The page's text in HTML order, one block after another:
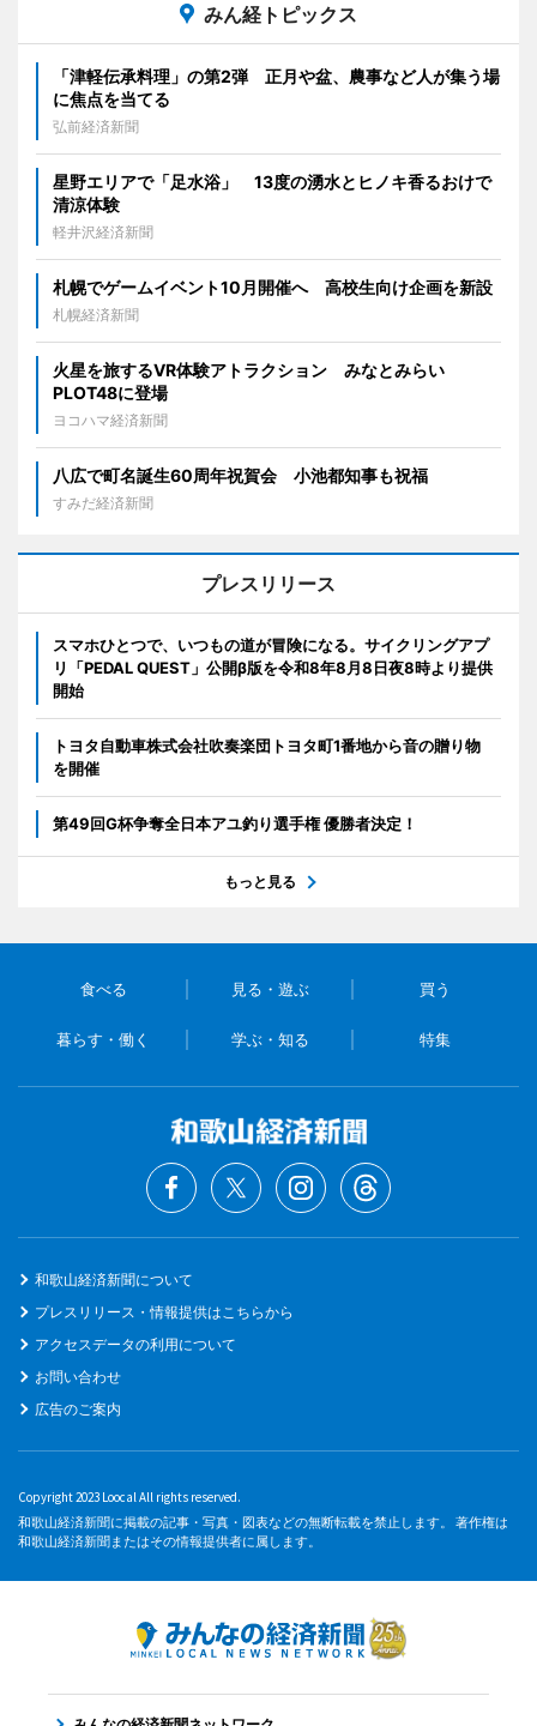
みん経トピックス
「津軽伝承料理」の第2弾 正月や盆、農事など人が集う場
に焦点を当てる
弘前経済新聞
星野エリアで「足水浴」 13度の湧水とヒノキ香るおけで
清涼体験
軽井沢経済新聞
札幌でゲームイベント10月開催へ 高校生向け企画を新設
札幌経済新聞
火星を旅するVR体験アトラクション みなとみらい
PLOT48に登場
ヨコハマ経済新聞
八広で町名誕生60周年祝賀会 小池都知事も祝福
すみだ経済新聞
プレスリリース
スマホひとつで、いつもの道が冒険になる。サイクリングアプ
リ「PEDAL QUEST」公開β版を令和8年8月8日夜8時より提供
開始
トヨタ自動車株式会社吹奏楽団トヨタ町1番地から音の贈り物
を開催
第49回G杯争奪全日本アユ釣り選手権 優勝者決定！
もっと見る
食べる 見る・遊ぶ 買う
暮らす・働く 学ぶ・知る 特集
和歌山経済新聞について
プレスリリース・情報提供はこちらから
アクセスデータの利用について
お問い合わせ
広告のご案内
Copyright 2023 Loocal All rights reserved.
和歌山経済新聞に掲載の記事・写真・図表などの無断転載を禁止します。 著作権は
和歌山経済新聞またはその情報提供者に属します。